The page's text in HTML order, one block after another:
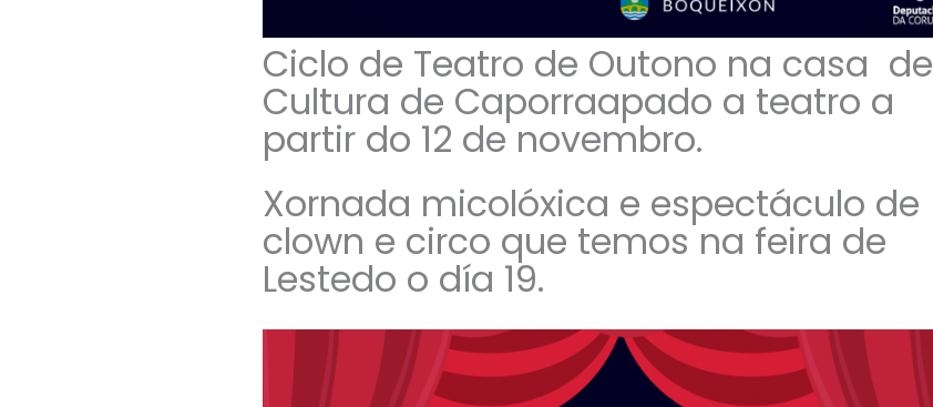
Ciclo de Teatro de Outono na casa de
Cultura de Caporraapado a teatro a
partir do 12 de novembro.
Xornada micolóxica e espectáculo de
clown e circo que temos na feira de
Lestedo o día 19.